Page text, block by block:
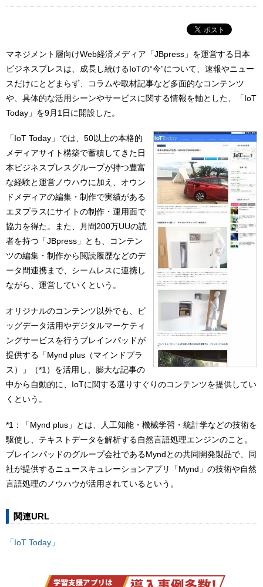
マネジメント層向けWeb経済メディア「JBpress」を運営する日本
ビジネスプレスは、成長し続けるIoTの“今”について、速報やニュー
スだけにとどまらず、コラムや取材記事など多面的なコンテンツ
や、具体的な活用シーンやサービスに関する情報を軸とした、「IoT
Today」を9月1日に開設した。
「IoT Today」では、50以上の本格的
メディアサイト構築で蓄積してきた日
本ビジネスプレスグループが持つ豊富
な経験と運営ノウハウに加え、オウン
ドメディアの編集・制作で実績がある
エヌプラスにサイトの制作・運用面で
協力を得た。また、月間200万UUの読
者を持つ「JBpress」とも、コンテン
ツの編集・制作から閲読履歴などのデ
ータ間連携まで、シームレスに連携し
ながら、運営していくという。
オリジナルのコンテンツ以外でも、ビ
ッグデータ活用やデジタルマーケティ
ングサービスを行うブレインパッドが
提供する「Mynd plus（マインドプラ
ス）」（*1）を活用し、膨大な記事の
中から自動的に、IoTに関する選りすぐりのコンテンツを提供してい
くという。
*1：「Mynd plus」とは、人工知能・機械学習・統計学などの技術を
駆使し、テキストデータを解析する自然言語処理エンジンのこと。
ブレインパッドのグループ会社であるMyndとの共同開発製品で、同
社が提供するニュースキュレーションアプリ「Mynd」の技術や自然
言語処理のノウハウが活用されているという。
関連URL
「IoT Today」